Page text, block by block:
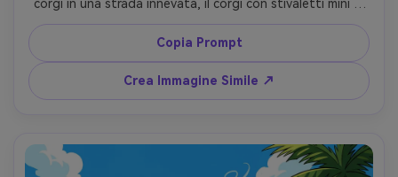
corgi in una strada innevata, il corgi con stivaletti mini e
sciarpa abbinata, fiocchi di neve che cadono, luci calde
delle vetrine, cel shading soffice, bagliore delicato,
atmosfera invernale accogliente, molto dettagliato,
momento tenero, lente 85mm, profondità di campo
ridotta --ar 4:5
Copia Prompt
Crea Immagine Simile ↗